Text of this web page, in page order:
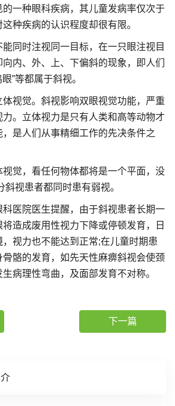
一种眼科疾病，其儿童发病率仅次于
种疾病的认识程度却很有限。
同时注视同一目标，在一只眼注视目
内、外、上、下偏斜的现象，即人们
”等都属于斜视。
视觉。斜视影响双眼视觉功能，严重
。立体视力是只有人类和高等动物才
是人们从事精细工作的先决条件之
觉，看任何物体都将是一个平面，没
视患者都同时患有弱视。
医院医生提醒，由于斜视患者长期一
造成废用性视力下降或停顿发育，日
视力也不能达到正常;在儿童时期患
骨骼的发育，如先天性麻痹斜视会使颈
病理性弯曲，及面部发育不对称。
下一篇